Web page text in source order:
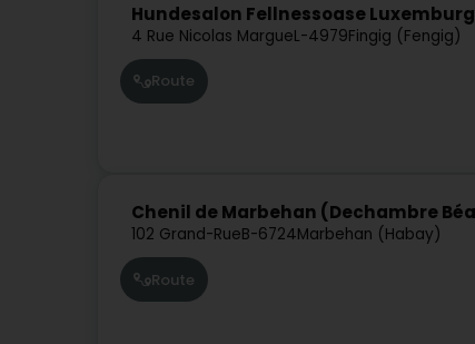
Hundesalon Fellnessoase Luxemburg
4 Rue Nicolas MargueL-4979Fingig (Fengig)
Route
Chenil de Marbehan (Dechambre
102 Grand-RueB-6724Marbehan (Habay)
Route